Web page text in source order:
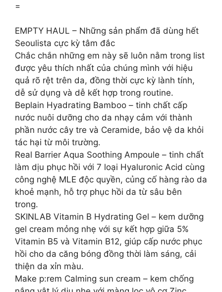
=
EMPTY HAUL – Những sản phẩm đã dùng hết
Seoulista cực kỳ tâm đắc
Chắc chắn những em này sẽ luôn nằm trong list
được yêu thích nhất của chúng mình với hiệu
quả rõ rệt trên da, đồng thời cực kỳ lành tính,
dễ sử dụng và dễ kết hợp trong routine.
Beplain Hyadrating Bamboo – tinh chất cấp
nước nuôi dưỡng cho da nhạy cảm với thành
phần nước cây tre và Ceramide, bảo vệ da khỏi
tác hại từ môi trường.
Real Barrier Aqua Soothing Ampoule – tinh chất
làm dịu phục hồi với 7 loại Hyaluronic Acid cùng
công nghệ MLE độc quyền, củng cố hàng rào da
khoẻ mạnh, hỗ trợ phục hồi da từ sâu bên
trong.
SKINLAB Vitamin B Hydrating Gel – kem dưỡng
gel cream mỏng nhẹ với sự kết hợp giữa 5%
Vitamin B5 và Vitamin B12, giúp cấp nước phục
hồi cho da căng bóng đồng thời làm sáng, cải
thiện da xỉn màu.
Make p:rem Calming sun cream – kem chống